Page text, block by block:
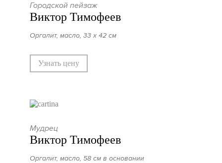
Городской пейзаж
Виктор Тимофеев
Оргалит, масло, 33 х 42 см
Узнать цену
Мудрец
Виктор Тимофеев
Оргалит, масло, 58 см в основании